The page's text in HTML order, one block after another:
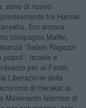
sono di nuovo
tra Hamas
Ero ancora
compagno Maffei,
“Salam Ragazzi
popoli”, Israele e
per al-Fatah,
Liberazione della
di Ḥarakat al-
Movimento Islamico di